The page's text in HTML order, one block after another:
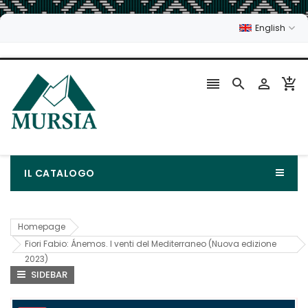
English
   
IL CATALOGO
Homepage
Fiori Fabio: Ánemos. I venti del Mediterraneo (Nuova edizione
2023)
SIDEBAR